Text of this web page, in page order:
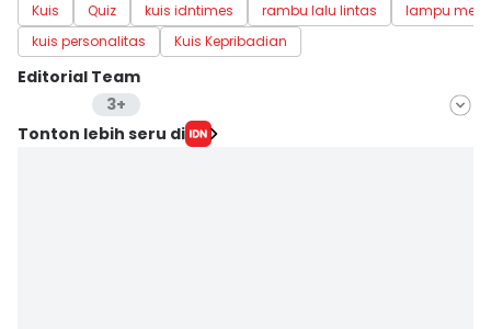
Kuis Quiz kuis idntimes rambu lalu lintas
lampu
kuis personalitas
Kuis Kepribadian
Editorial Team
3+
Editor
Tonton lebih seru di